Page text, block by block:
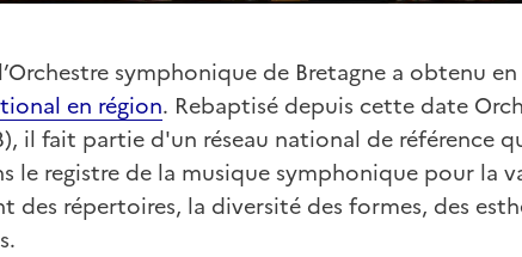
symphonique de Bretagne a obtenu
en région. Rebaptisé depuis cette date
il fait partie d'un réseau national de
le registre de la musique symphonique pour la
des répertoires, la diversité des formes, des